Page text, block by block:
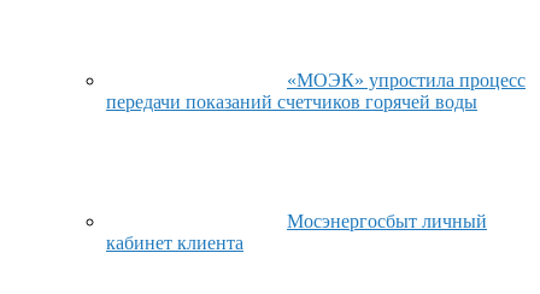
«МОЭК» упростила процесс
передачи показаний счетчиков горячей воды
Мосэнергосбыт личный
кабинет клиента